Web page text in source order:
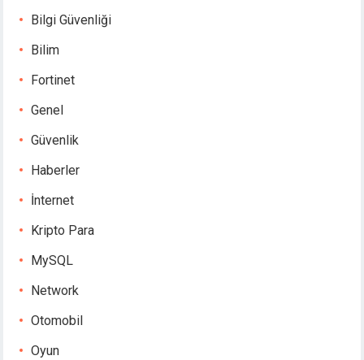
Bilgi Güvenliği
Bilim
Fortinet
Genel
Güvenlik
Haberler
İnternet
Kripto Para
MySQL
Network
Otomobil
Oyun